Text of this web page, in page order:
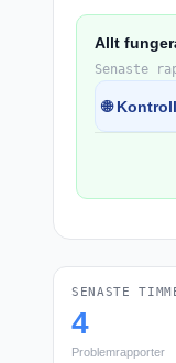
Allt
Senaste
🌐
SENASTE
4
Problemrapporter